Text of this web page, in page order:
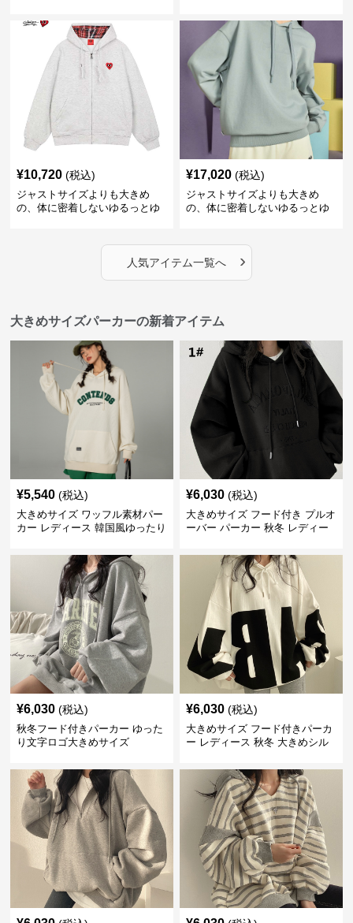
ゆったりハッピーハート ジップ
アップパーカー
¥10,720 (税込)
ジャストサイズよりも大きめ
の、体に密着しないゆるっとゆ
¥17,020 (税込)
ジャストサイズよりも大きめ
の、体に密着しないゆるっとゆ
人気アイテム一覧へ ›
大きめサイズパーカーの新着アイテム
¥5,540 (税込)
大きめサイズ ワッフル素材パー
カー レディース 韓国風ゆったり
¥6,030 (税込)
大きめサイズ フード付き プルオ
ーバー パーカー 秋冬 レディー
¥6,030 (税込)
秋冬フード付きパーカー ゆった
り文字ロゴ大きめサイズ
¥6,030 (税込)
大きめサイズ フード付きパーカ
ー レディース 秋冬 大きめシル